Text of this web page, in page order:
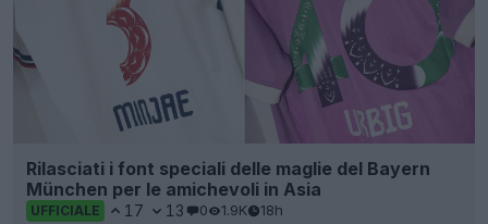
Rilasciati i font speciali delle maglie del Bayern
München per le amichevoli in Asia
UFFICIALE 17 13 0 1.9K 18h